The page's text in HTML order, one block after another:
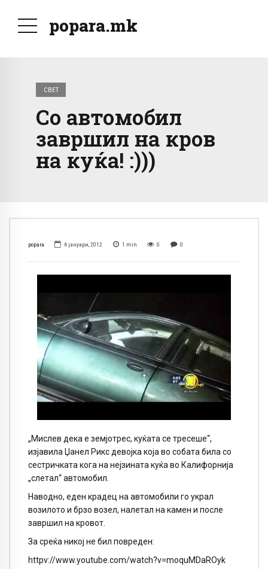
popara.mk
СВЕТ
Со автомобил
завршил на кров
на куќа! :)))
popara 6 јануари, 2012 1 min 0 0
„Мислев дека е земјотрес, куќата се тресеше“,
изјавила Џанел Рикс девојка која во собата била со
сестричката кога на нејзината куќа во Калифорнија
„слетал“ автомобил.
Наводно, еден крадец на автомобили го украл
возилото и брзо возел, налетал на камен и после
завршил на кровот.
За среќа никој не бил повреден:
httpv://www.youtube.com/watch?v=moquMDaROyk